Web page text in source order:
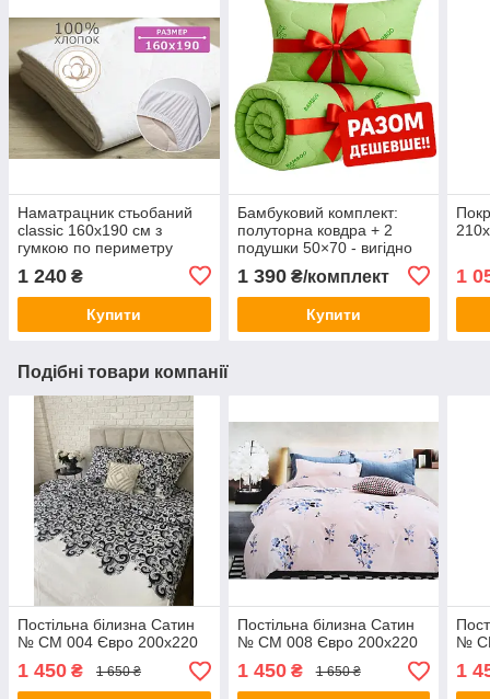
Наматрацник стьобаний
сlassic 160х190 см з
гумкою по периметру
1 240 ₴
Купити
Бамбуковий комплект:
полуторна ковдра + 2
подушки 50×70 - вигідно
1 390₴/комплект
Купити
1
Подібні товари компанії
Постільна білизна Сатин
№ СМ 004 Євро 200х220
1 450 ₴ 1 650 ₴
Постільна білизна Сатин
№ СМ 008 Євро 200х220
1 450₴ 1 650 ₴
№
1